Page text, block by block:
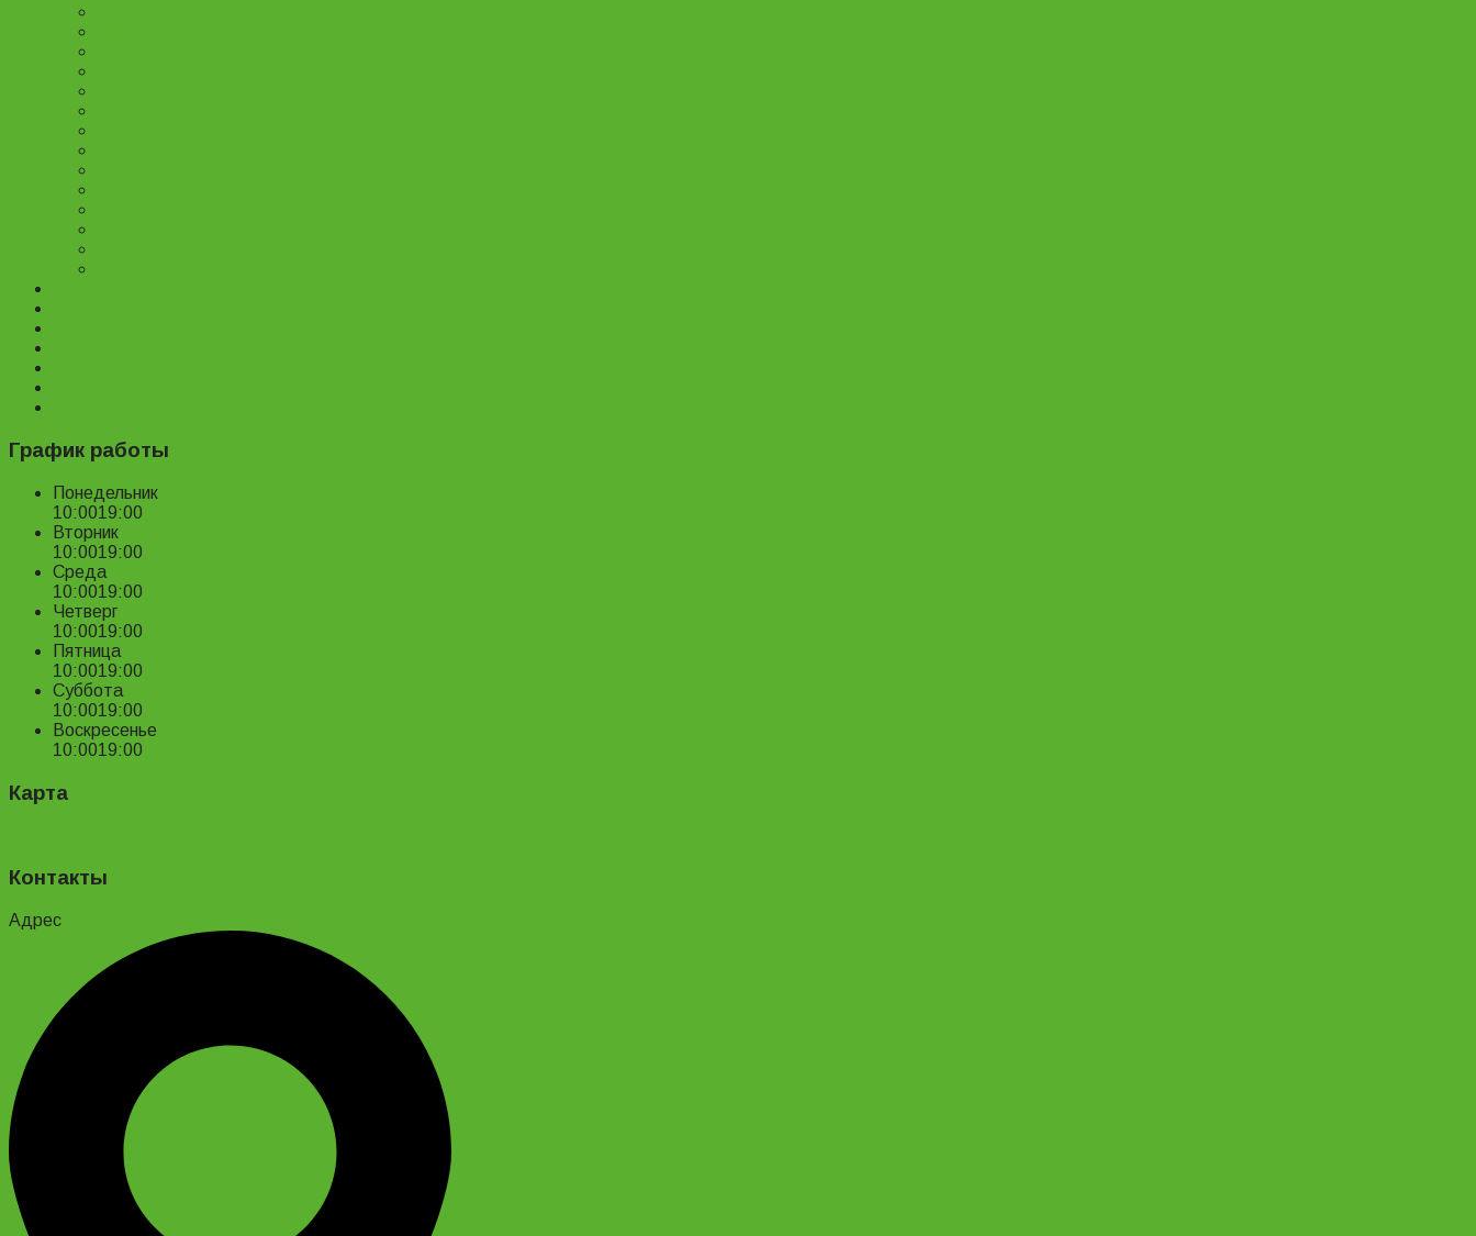
График работы
Понедельник
10:0019:00
Вторник
10:0019:00
Среда
10:0019:00
Четверг
10:0019:00
Пятница
10:0019:00
Суббота
10:0019:00
Воскресенье
10:0019:00
Карта
Контакты
Адрес